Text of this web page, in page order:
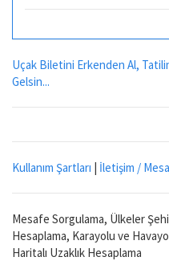
Uçak Biletini Erkenden Al,
Gelsin...
Kullanım Şartları | İletişim /
Mesafe Sorgulama, Ülkeler
Hesaplama, Karayolu ve
Haritalı Uzaklık Hesaplama